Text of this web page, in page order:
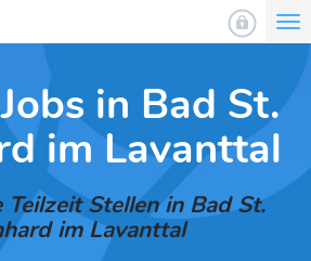
in Bad St.
im Lavanttal
Stellen in Bad St.
im Lavanttal